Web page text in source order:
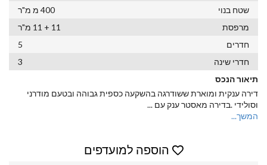
שטח בנוי
400 מ מ"ר
מרפסת
11 + 11 מ"ר
חדרים
5
חדרי שינה
3
תיאור הנכס
דירה ענקית ומוארת ששודרגה בהשקעה כספית גבוהה ובטעם מודרני
וסולידי .בדירה מאסטר ענק עם ...
המשך...
הוספה למועדפים